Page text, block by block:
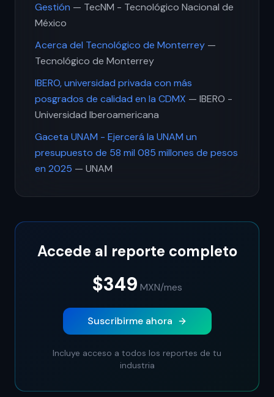
Gestión — TecNM - Tecnológico Nacional de
México
Acerca del Tecnológico de Monterrey —
Tecnológico de Monterrey
IBERO, universidad privada con más
posgrados de calidad en la CDMX — IBERO -
Universidad Iberoamericana
Gaceta UNAM - Ejercerá la UNAM un
presupuesto de 58 mil 085 millones de pesos
en 2025 — UNAM
Accede al reporte completo
$349 MXN/mes
Suscribirme ahora
Incluye acceso a todos los reportes de tu
industria